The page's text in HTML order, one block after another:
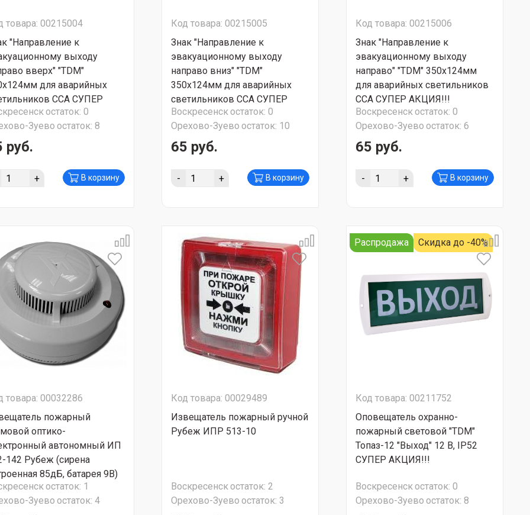
товара: 00215004
"Направление к
выходу
вверх" "TDM"
для аварийных
ССА СУПЕР
остаток: 0
Зуево остаток: 8
руб.
+ В корзину
Код товара: 00215005
Знак "Направление к
эвакуационному выходу
направо вниз" "TDM"
350х124мм для аварийных
светильников ССА СУПЕР
АКЦИЯ!!!
Воскресенскостаток: 0
Орехово-Зуево остаток: 10
65 руб.
- + В корзину
Код товара: 00215006
Знак "Направление к
эвакуационному выходу
направо" "TDM" 350х124мм
для аварийных светильников
ССА СУПЕР АКЦИЯ!!!
Воскресенскостаток: 0
Орехово-Зуево остаток: 6
65 руб.
- + В корзину
товара: 00032286
пожарный
оптико-
автономный ИП
142 Рубеж (сирена
85дБ, батарея 9В)
остаток: 1
Зуево остаток: 4
Код товара: 00029489
Извещатель пожарный ручной
Рубеж ИПР 513-10
Воскресенскостаток: 2
Орехово-Зуево остаток: 3
Распродажа Скидка до -40%
Код товара: 00211752
Оповещатель охранно-
пожарный световой "TDM"
Топаз-12 "Выход" 12 В, IP52
СУПЕР АКЦИЯ!!!
Воскресенскостаток: 0
Орехово-Зуево остаток: 8